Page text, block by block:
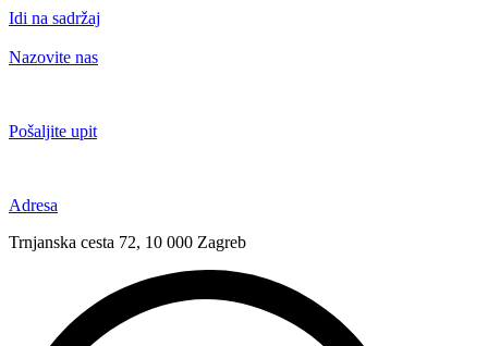
Idi na sadržaj
Nazovite nas
Pošaljite upit
Adresa
Trnjanska cesta 72, 10 000 Zagreb